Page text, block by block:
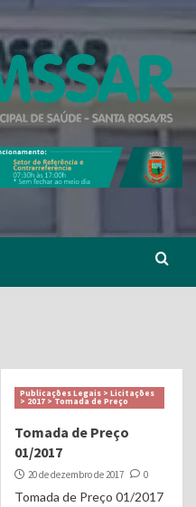
Publicações Legais > Licitações
> 2017 > Tomada de Preço
Tomada de Preço
01/2017
20 de dezembro de 2017 0
Tomada de Preço 01/2017